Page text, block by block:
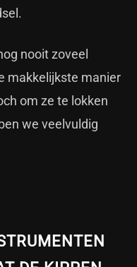
nooit zoveel
makkelijkste manier
om ze te lokken
we veelvuldig